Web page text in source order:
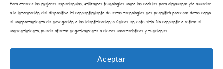
Para ofrecer las mejores experiencias, utilizamos tecnologías como las cookies para almacenar y/o acceder
a la información del dispositivo. El consentimiento de estas tecnologías nos permitirá procesar datos como
el comportamiento de navegación o las identificaciones únicas en este sitio. No consentir o retirar el
consentimiento, puede afectar negativamente a ciertas características y funciones.
Aceptar
– NEXT GENERATION EU